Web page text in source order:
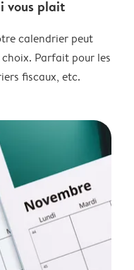
vous plait
calendrier peut
Parfait pour les
fiscaux, etc.